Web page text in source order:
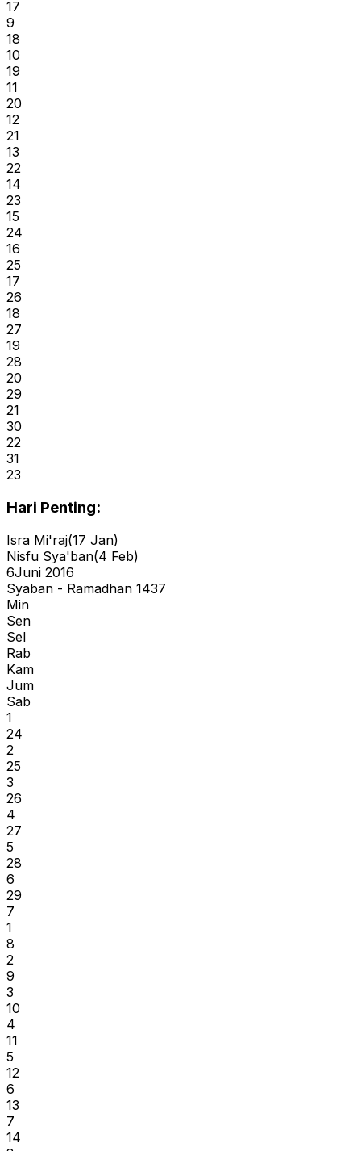
17
9
18
10
19
11
20
12
21
13
22
14
23
15
24
16
25
17
26
18
27
19
28
20
29
21
30
22
31
23
Hari Penting:
Isra Mi'raj(17 Jan)
Nisfu Sya'ban(4 Feb)
6Juni 2016
Syaban - Ramadhan 1437
Min
Sen
Sel
Rab
Kam
Jum
Sab
1
24
2
25
3
26
4
27
5
28
6
29
7
1
8
2
9
3
10
4
11
5
12
6
13
7
14